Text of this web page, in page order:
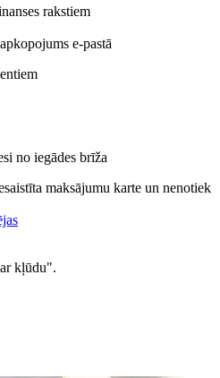
rakstiem
e-pastā
no iegādes brīža
maksājumu karte un nenotiek
kļūdu".